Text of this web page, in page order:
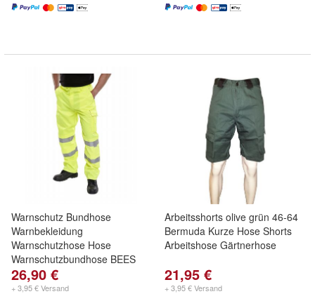
Warnschutz Bundhose
Warnbekleidung
Warnschutzhose Hose
Warnschutzbundhose BEES
26,90 €
+ 3,95 € Versand
Arbeitsshorts olive grün 46-64
Bermuda Kurze Hose Shorts
Arbeitshose Gärtnerhose
21,95 €
+ 3,95 € Versand